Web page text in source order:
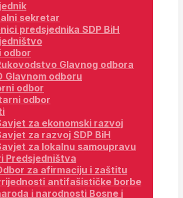
sekretar
predsjednika SDP BiH
odbor
Glavnog odbora
Glavnom odboru
odbor
odbor
za ekonomski razvoj
za razvoj SDP BiH
za lokalnu samoupravu
Predsjedništva
za afirmaciju i zaštitu
antifašističke borbe
i narodnosti Bosne i